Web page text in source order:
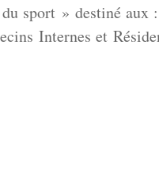
sport » destiné aux
Internes et